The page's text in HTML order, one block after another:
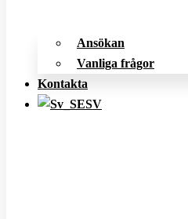
Ansökan
Vanliga frågor
Kontakta
SV